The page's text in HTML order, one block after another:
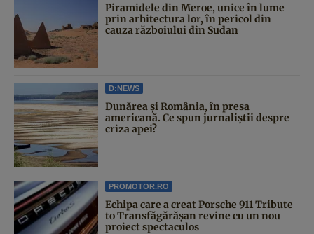
Piramidele din Meroe, unice în lume
prin arhitectura lor, în pericol din
cauza războiului din Sudan
D:NEWS
Dunărea și România, în presa
americană. Ce spun jurnaliștii despre
criza apei?
PROMOTOR.RO
Echipa care a creat Porsche 911 Tribute
to Transfăgărășan revine cu un nou
proiect spectaculos